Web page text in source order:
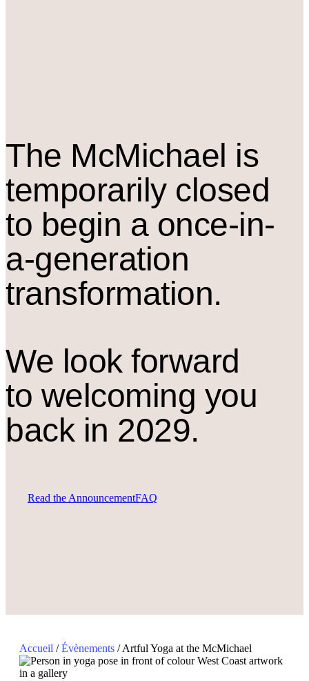
The McMichael is
temporarily closed
to begin a once-in-
a-generation
transformation.
We look forward
to welcoming you
back in 2029.
Read the AnnouncementFAQ
Accueil / Évènements / Artful Yoga at the McMichael